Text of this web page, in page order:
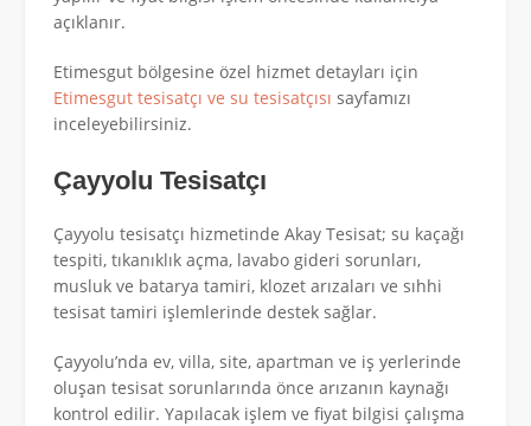
açıklanır.
Etimesgut bölgesine özel hizmet detayları için
Etimesgut tesisatçı ve su tesisatçısı sayfamızı
inceleyebilirsiniz.
Çayyolu Tesisatçı
Çayyolu tesisatçı hizmetinde Akay Tesisat; su kaçağı
tespiti, tıkanıklık açma, lavabo gideri sorunları,
musluk ve batarya tamiri, klozet arızaları ve sıhhi
tesisat tamiri işlemlerinde destek sağlar.
Çayyolu’nda ev, villa, site, apartman ve iş yerlerinde
oluşan tesisat sorunlarında önce arızanın kaynağı
kontrol edilir. Yapılacak işlem ve fiyat bilgisi çalışma